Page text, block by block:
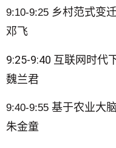
9:10-9:25 乡村范式变迁
邓飞
9:25-9:40 互联网时代
魏兰君
9:40-9:55 基于农业大
朱金童